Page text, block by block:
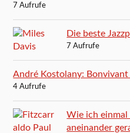
7 Aufrufe
Die beste
7 Aufrufe
André Kostolany:
4 Aufrufe
Wie ich
aneinander